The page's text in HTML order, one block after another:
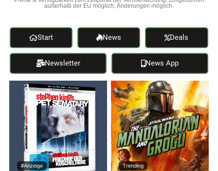
außerhalb der EU möglich; Änderungen möglich.
Start News Deals
Newsletter News App
#Anzeige Trending